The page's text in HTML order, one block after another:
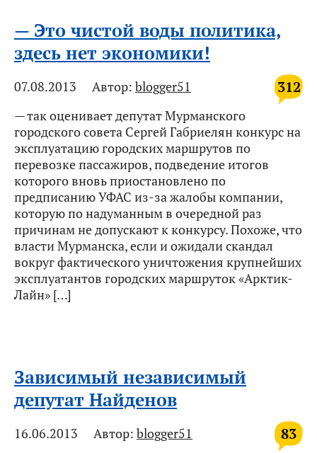
— Это чистой воды политика,
здесь нет экономики!
312
07.08.2013 Автор: blogger51
— так оценивает депутат Мурманского
городского совета Сергей Габриелян конкурс на
эксплуатацию городских маршрутов по
перевозке пассажиров, подведение итогов
которого вновь приостановлено по
предписанию УФАС из-за жалобы компании,
которую по надуманным в очередной раз
причинам не допускают к конкурсу. Похоже, что
власти Мурманска, если и ожидали скандал
вокруг фактического уничтожения крупнейших
эксплуатантов городских маршруток «Арктик-
Лайн» […]
Зависимый независимый
депутат Найденов
83
16.06.2013 Автор: blogger51